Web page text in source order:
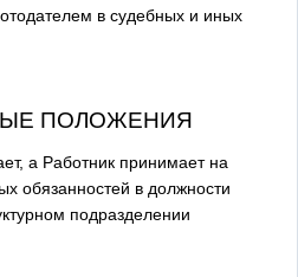
в судебных и иных
ПОЛОЖЕНИЯ
а Работник принимает на
обязанностей в должности
подразделении